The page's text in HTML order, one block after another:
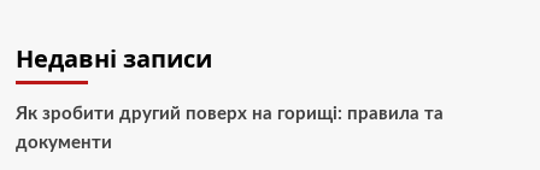
Недавні записи
Як зробити другий поверх на горищі: правила та
документи